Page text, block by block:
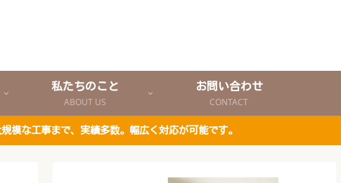
私たちのこと
ABOUT US
お問い合わせ
CONTACT
模な工事まで、実績多数。幅広く対応が可能です。